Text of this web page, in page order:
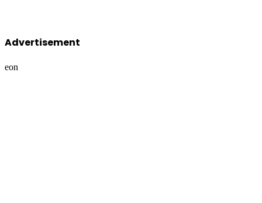
Advertisement
eon